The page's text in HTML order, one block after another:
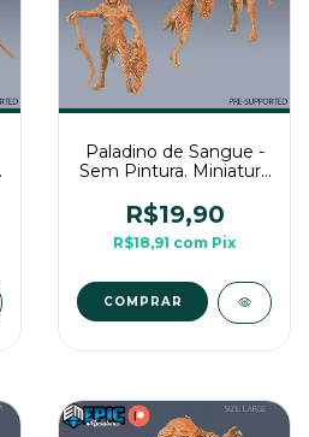
Paladino de Sangue -
Sem Pintura. Miniatura
Mesa
R$19,90
R$18,91 com Pix
COMPRAR